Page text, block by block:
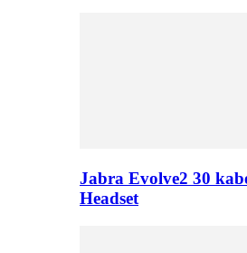
Jabra Evolve2 30
Headset